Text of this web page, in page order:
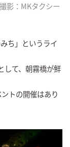
影：MKタクシー
ち」というライ
して、朝霧橋が鮮
トの開催はあり